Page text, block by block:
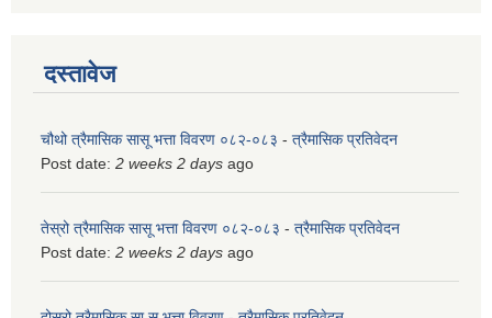
दस्तावेज
चौथो त्रैमासिक सासू भत्ता विवरण ०८२-०८३ - त्रैमासिक प्रतिवेदन
Post date: 2 weeks 2 days ago
तेस्रो त्रैमासिक सासू भत्ता विवरण ०८२-०८३ - त्रैमासिक प्रतिवेदन
Post date: 2 weeks 2 days ago